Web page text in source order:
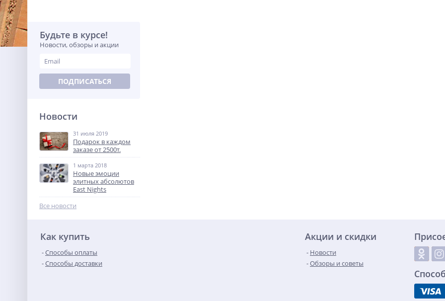
Будьте в курсе!
Новости, обзоры и акции
ПОДПИСАТЬСЯ
Новости
31 июля 2019
Подарок в каждом
заказе от 2500т.
1 марта 2018
Новые эмоции
элитных абсолютов
East Nights
Все новости
Как купить
Способы оплаты
Способы доставки
Акции и скидки
Новости
Обзоры и советы